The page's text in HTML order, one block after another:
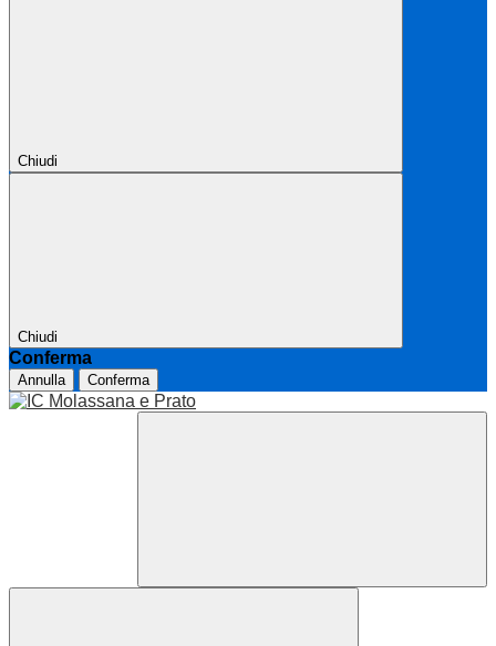
Chiudi
Chiudi
Conferma
Annulla Conferma